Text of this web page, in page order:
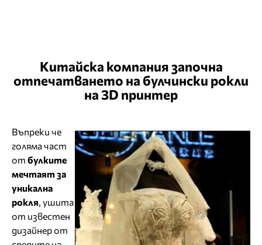
Китайска компания започна
отпечатването на булчински рокли
на 3D принтер
Въпреки че
голяма част
от булките
мечтаят за
уникална
рокля , ушита
от известен
дизайнер от